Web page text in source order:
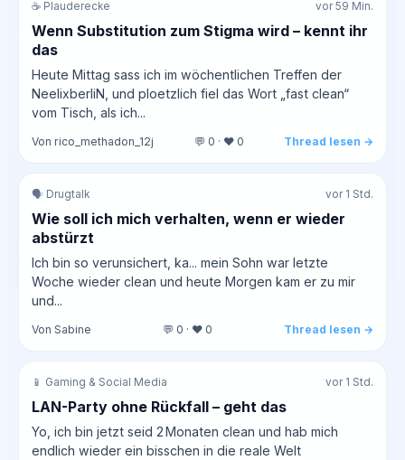
☕ Plauderecke vor 59 Min.
Wenn Substitution zum Stigma wird – kennt ihr
das
Heute Mittag sass ich im wöchentlichen Treffen der
NeelixberliN, und ploetzlich fiel das Wort „fast clean“
vom Tisch, als ich...
Von rico_methadon_12j 💬 0 · ❤️ 0 Thread lesen →
🗣️ Drugtalk vor 1 Std.
Wie soll ich mich verhalten, wenn er wieder
abstürzt
Ich bin so verunsichert, ka... mein Sohn war letzte
Woche wieder clean und heute Morgen kam er zu mir
und...
Von Sabine 💬 0 · ❤️ 0 Thread lesen →
📱 Gaming & Social Media vor 1 Std.
LAN-Party ohne Rückfall – geht das
Yo, ich bin jetzt seid 2 Monaten clean und hab mich
endlich wieder ein bisschen in die reale Welt